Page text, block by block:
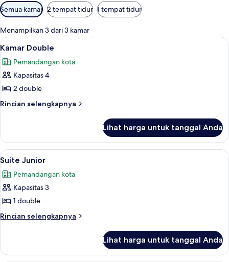
Filter
tersedia
untuk
kamar
Semua kamar 2 tempat tidur 1 tempat tidur
Menampilkan 3 dari 3 kamar
Lihat
semua
foto
untuk
Kamar
Double
Kamar Double | Minibar, meja kerja,
7
Kamar Double
Pemandangan kota
Kapasitas 4
2 double
Rincian selengkapnya
Rincian
Kamar
Double
Lihat harga untuk tanggal Anda
Lihat
semua
foto
untuk
Suite
Junior
Suite Junior | Minibar, meja kerja,
9
Suite Junior
Pemandangan kota
Kapasitas 3
1 double
Rincian selengkapnya
Rincian
Suite
Lihat harga untuk tanggal Anda